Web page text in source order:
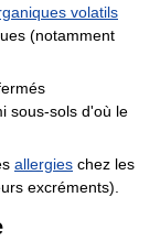
volatils
(notamment
sous-sols d'où le
allergies chez les
excréments).